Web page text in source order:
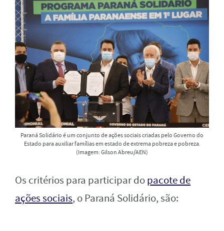
Paraná Solidário é um conjunto de ações sociais criadas pelo Governo do
Estado para auxiliar famílias em estado de extrema pobreza e pobreza.
(Imagem: Gilson Abreu/AEN)
Os critérios para participar dopacote de
ações sociais, o Paraná Solidário, são: